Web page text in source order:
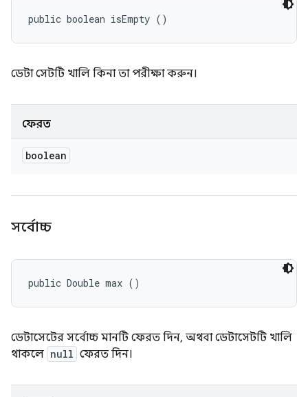
public boolean isEmpty ()
ডেটা সেটটি খালি কিনা তা পরীক্ষা করুন।
ফেরত
boolean
সর্বোচ্চ
public Double max ()
ডেটাসেটের সর্বোচ্চ মানটি ফেরত দিন, অথবা ডেটাসেটটি খালি
থাকলে null ফেরত দিন।